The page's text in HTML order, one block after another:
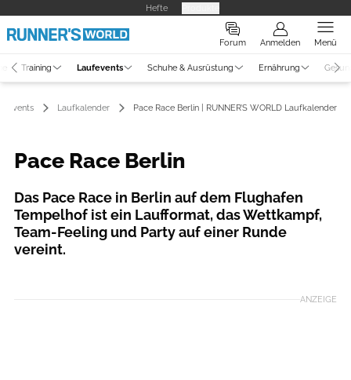
Hefte
Forum Anmelden Menü
Training Laufevents Schuhe & Ausrüstung Ernährung
Laufkalender Pace Race Berlin | RUNNER’S WORLD Laufkalender
Pace Race Berlin
Das Pace Race in Berlin auf dem Flughafen
Tempelhof ist ein Laufformat, das Wettkampf,
Team-Feeling und Party auf einer Runde
vereint.
ANZEIGE